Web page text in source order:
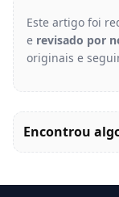
Este artigo foi
e revisado por
originais e
Encontrou